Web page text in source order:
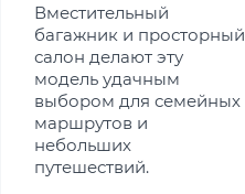
Вместительный
багажник и просторный
салон делают эту
модель удачным
выбором для семейных
маршрутов и
небольших
путешествий.